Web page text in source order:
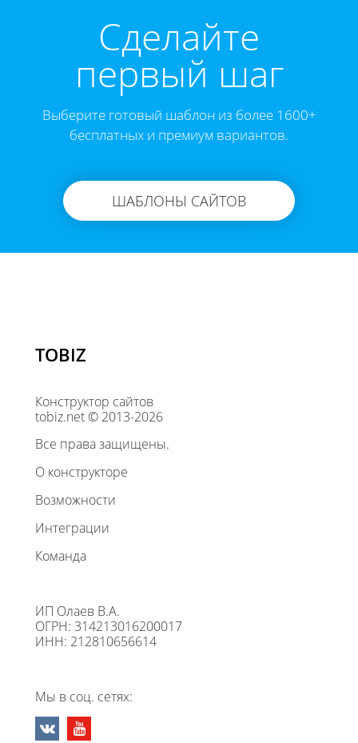
Cделайте
первый шаг
Выберите готовый шаблон из более 1600+
бесплатных и премиум вариантов.
ШАБЛОНЫ САЙТОВ
TOBIZ
Конструктор сайтов
tobiz.net © 2013-2026
Все права защищены.
О конструкторе
Возможности
Интеграции
Команда
ИП Олаев В.А.
ОГРН: 314213016200017
ИНН: 212810656614
Мы в соц. сетях: